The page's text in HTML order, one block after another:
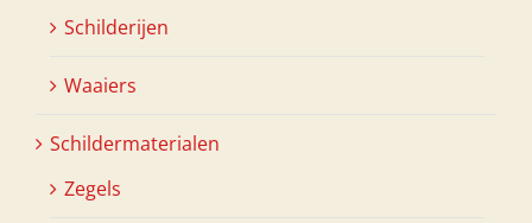
Schilderijen
Waaiers
Schildermaterialen
Zegels